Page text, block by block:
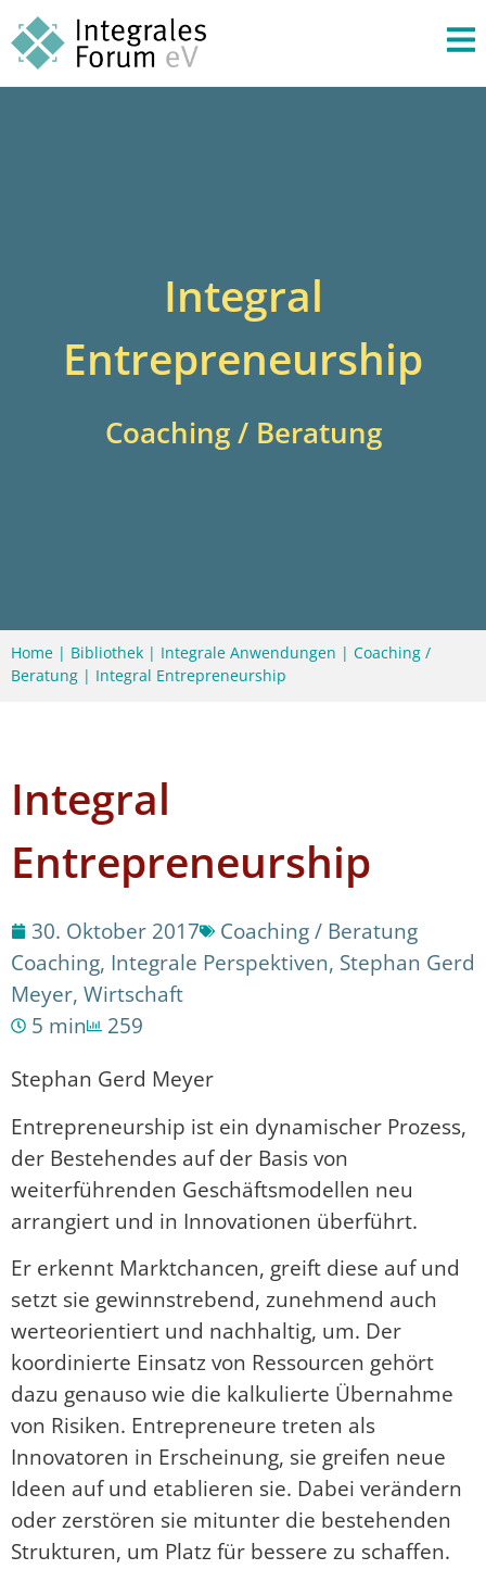
Integral
Entrepreneurship
Coaching / Beratung
Home | Bibliothek | Integrale Anwendungen | Coaching /
Beratung | Integral Entrepreneurship
Integral
Entrepreneurship
30. Oktober 2017
Coaching / Beratung
Coaching, Integrale Perspektiven, Stephan Gerd
Meyer, Wirtschaft
5 min
259
Stephan Gerd Meyer
Entrepreneurship ist ein dynamischer Prozess,
der Bestehendes auf der Basis von
weiterführenden Geschäftsmodellen neu
arrangiert und in Innovationen überführt.
Er erkennt Marktchancen, greift diese auf und
setzt sie gewinnstrebend, zunehmend auch
werteorientiert und nachhaltig, um. Der
koordinierte Einsatz von Ressourcen gehört
dazu genauso wie die kalkulierte Übernahme
von Risiken. Entrepreneure treten als
Innovatoren in Erscheinung, sie greifen neue
Ideen auf und etablieren sie. Dabei verändern
oder zerstören sie mitunter die bestehenden
Strukturen, um Platz für bessere zu schaffen.